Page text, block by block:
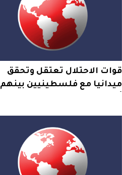
قوات الاحتلال تعتقل وتحقق
ميدانيا مع فلسطينيين بينهم